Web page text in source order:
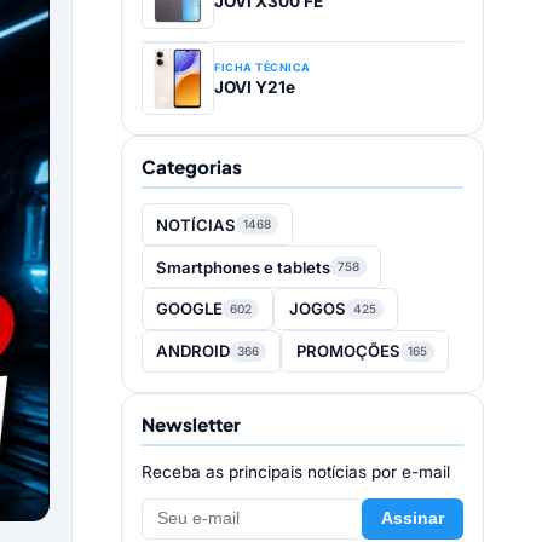
FICHA TÉCNICA
JOVI Y21e
Categorias
NOTÍCIAS 1468
Smartphones e tablets 758
GOOGLE 602 JOGOS 425
ANDROID 366 PROMOÇÕES 165
Newsletter
Receba as principais notícias por e-mail
Assinar